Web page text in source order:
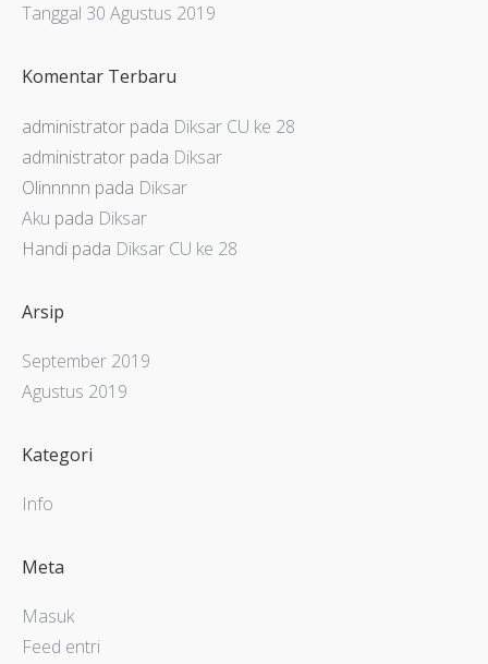
Tanggal 30 Agustus 2019
Komentar Terbaru
administrator pada Diksar CU ke 28
administrator pada Diksar
Olinnnnn pada Diksar
Aku pada Diksar
Handi pada Diksar CU ke 28
Arsip
September 2019
Agustus 2019
Kategori
Info
Meta
Masuk
Feed entri